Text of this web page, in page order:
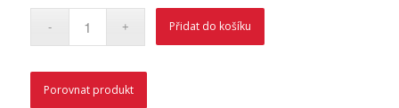
Přidat do košíku
Porovnat produkt